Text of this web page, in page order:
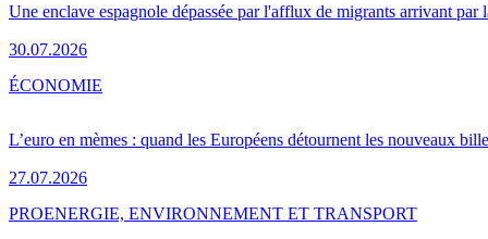
Une enclave espagnole dépassée par l'afflux de migrants arrivant par
30.07.2026
L’euro en mèmes : quand les Européens détournent les nouveaux
27.07.2026
ÉCONOMIE
PROENERGIE, ENVIRONNEMENT ET TRANSPORT